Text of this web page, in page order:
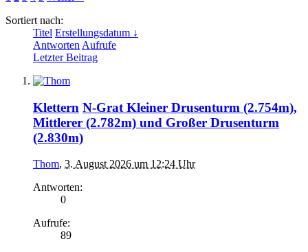
Sortiert nach:
Titel Erstellungsdatum ↓
Antworten Aufrufe
Letzter Beitrag
Klettern N-Grat Kleiner Drusenturm (2.754m),
Mittlerer (2.782m) und Großer Drusenturm
(2.830m)
Thom, 3. August 2026 um 12:24 Uhr
Antworten:
0
Aufrufe:
89